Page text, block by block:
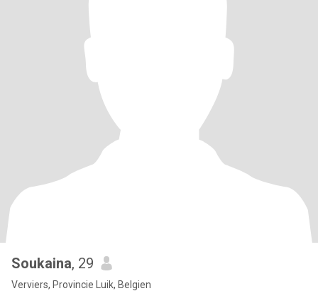
Soukaina, 29
Verviers, Provincie Luik, Belgien